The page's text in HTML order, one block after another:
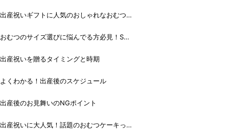
出産祝いギフトに人気のおしゃれなおむつケ
おむつのサイズ選びに悩んでる方必見！Sサ
出産祝いを贈るタイミングと時期
よくわかる！出産後のスケジュール
出産後のお見舞いのNGポイント
出産祝いに大人気！話題のおむつケーキっ